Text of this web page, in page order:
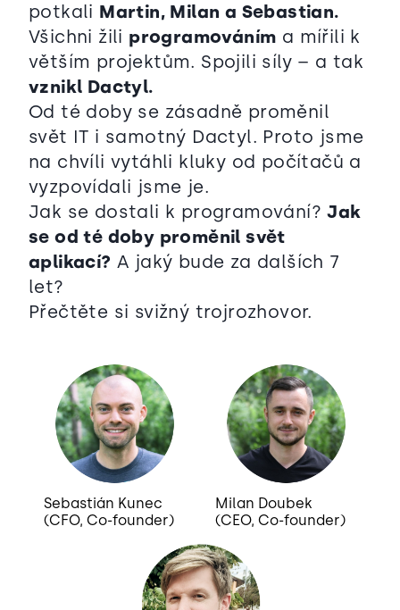
potkali Martin, Milan a Sebastian.
Všichni žili programováním a mířili k
větším projektům. Spojili síly – a tak
vznikl Dactyl.
Od té doby se zásadně proměnil
svět IT i samotný Dactyl. Proto jsme
na chvíli vytáhli kluky od počítačů a
vyzpovídali jsme je.
Jak se dostali k programování?Jak
se od té doby proměnil svět
aplikací? A jaký bude za dalších 7
let?
Přečtěte si svižný trojrozhovor.
Sebastián Kunec
(CFO, Co-founder)
Milan Doubek
(CEO, Co-founder)